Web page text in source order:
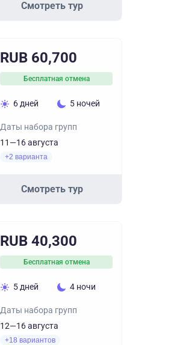
Смотреть тур
RUB 60,700
Бесплатная отмена
6 дней 5 ночей
Даты набора групп
11—16 августа
+2 варианта
Смотреть тур
RUB 40,300
Бесплатная отмена
5 дней 4 ночи
Даты набора групп
12—16 августа
+18 вариантов